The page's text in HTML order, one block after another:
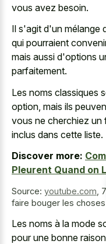
vous avez besoin.
Il s'agit d'un mélange
qui pourraient
mais aussi d'options
parfaitement.
Les noms classiques
option, mais ils
vous ne cherchiez un
inclus dans cette liste.
Discover more:
Pleurent Quand on
Source: youtube.com
faire bouger les choses
Les noms à la mode
pour une bonne